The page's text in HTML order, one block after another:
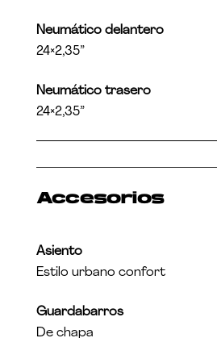
Neumático delantero
24×2,35”
Neumático trasero
24×2,35”
Accesorios
Asiento
Estilo urbano confort
Guardabarros
De chapa